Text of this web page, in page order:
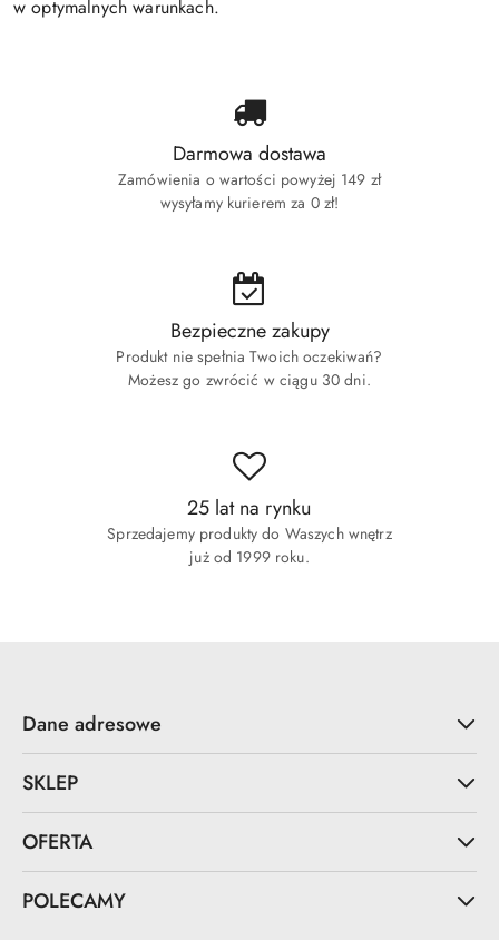
w optymalnych warunkach.
Darmowa dostawa
Zamówienia o wartości powyżej 149 zł
wysyłamy kurierem za 0 zł!
Bezpieczne zakupy
Produkt nie spełnia Twoich oczekiwań?
Możesz go zwrócić w ciągu 30 dni.
25 lat na rynku
Sprzedajemy produkty do Waszych wnętrz
już od 1999 roku.
Dane adresowe
SKLEP
OFERTA
POLECAMY